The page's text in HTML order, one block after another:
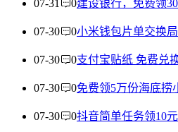
07-31 0建设银行，免费领
07-30 0小米钱包片单交换
07-30 0支付宝贴纸 免费兑
07-30 0免费领5万份海底捞
07-30 0抖音简单任务领10